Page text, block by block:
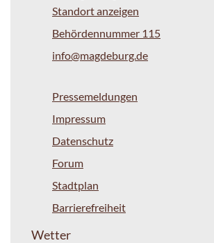
Standort anzeigen
Behördennummer 115
info@magdeburg.de
Pressemeldungen
Impressum
Datenschutz
Forum
Stadtplan
Barrierefreiheit
Wetter